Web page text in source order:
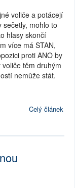
voliče a potácejí
sečetly, mohlo to
hlasy skončí
více má STAN,
proti ANO by
těm druhým
nemůže stát.
Celý článek